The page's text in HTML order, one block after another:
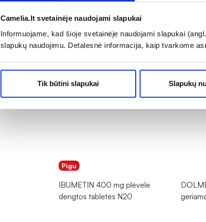
Camelia.lt svetainėje naudojami slapukai
Informuojame, kad šioje svetainėje naudojami slapukai
slapukų naudojimu. Detalesnė informacija, kaip tvarkome
Tik būtini slapukai Slapukų
5,53 €
Į krepšelį
Pigu
IBUMETIN 400 mg plėvele
dengtos tabletės N20